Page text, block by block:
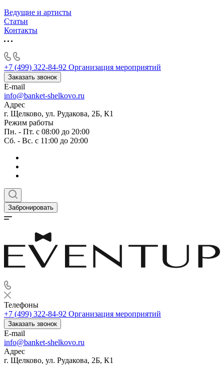
Ведущие и артисты
Статьи
Контакты
+7 (499) 322-84-92 Организация мероприятий
Заказать звонок
E-mail
info@banket-shelkovo.ru
Адрес
г. Щелково, ул. Рудакова, 2Б, К1
Режим работы
Пн. - Пт. с 08:00 до 20:00
Сб. - Вс. с 11:00 до 20:00
Забронировать
Телефоны
+7 (499) 322-84-92 Организация мероприятий
Заказать звонок
E-mail
info@banket-shelkovo.ru
Адрес
г. Щелково, ул. Рудакова, 2Б, К1